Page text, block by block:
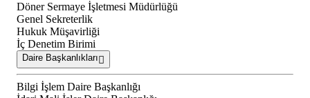
Döner Sermaye İşletmesi Müdürlüğü
Genel Sekreterlik
Hukuk Müşavirliği
İç Denetim Birimi
Daire Başkanlıkları
Bilgi İşlem Daire Başkanlığı